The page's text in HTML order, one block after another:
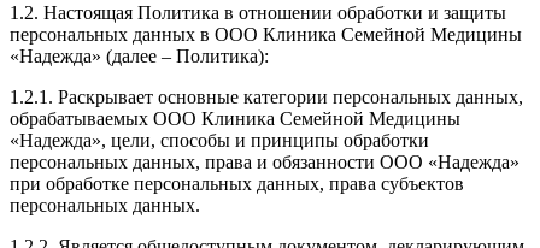
1.2. Настоящая Политика в отношении обработки и защиты
персональных данных в ООО Клиника Семейной Медицины
«Надежда» (далее – Политика):
1.2.1. Раскрывает основные категории персональных данных,
обрабатываемых ООО Клиника Семейной Медицины
«Надежда», цели, способы и принципы обработки
персональных данных, права и обязанности ООО «Надежда»
при обработке персональных данных, права субъектов
персональных данных.